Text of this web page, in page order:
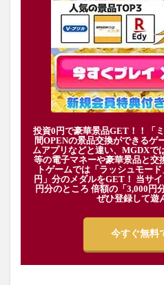
投資0円で豪華景品GET！！「
間OPENの景品交換ができるゲ
ムアプリなどと違い、MGDXで
等の電子マネーや豪華景品と交
トゲームでは「ラッシュモー
円」分のメダルをGET！ 当サ
円分のところ 倍額の「3,000円
ぜひ登録して遊
今すぐ無料